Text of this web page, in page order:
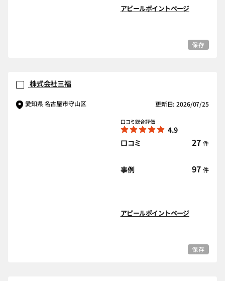
アピールポイントページ
保存
株式会社三福
愛知県 名古屋市守山区 更新日: 2026/07/25
口コミ総合評価
4.9
口コミ
27 件
事例 97 件
アピールポイントページ
保存